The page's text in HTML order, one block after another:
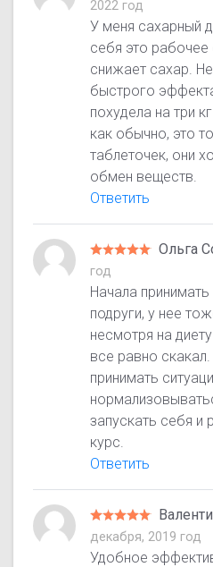
2022 год
У меня сахарный
себя это
снижает сахар.
быстрого
похудела на три
как обычно, это
таблеточек, они
обмен веществ.
Ответить
Ольга
год
Начала
подруги, у нее
несмотря на
все равно
принимать
запускать себя и
курс.
Ответить
декабря, 2019 год
Удобное